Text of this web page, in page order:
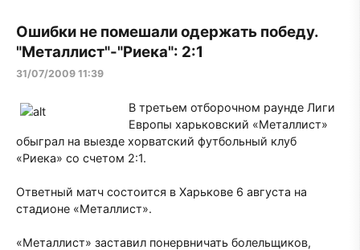
Ошибки не помешали одержать победу.
"Металлист"-"Риека": 2:1
31/07/2009 11:39
В третьем отборочном раунде Лиги
Европы харьковский «Металлист»
обыграл на выезде хорватский футбольный клуб
«Риека» со счетом 2:1.
Ответный матч состоится в Харькове 6 августа на
стадионе «Металлист».
«Металлист» заставил понервничать болельщиков,